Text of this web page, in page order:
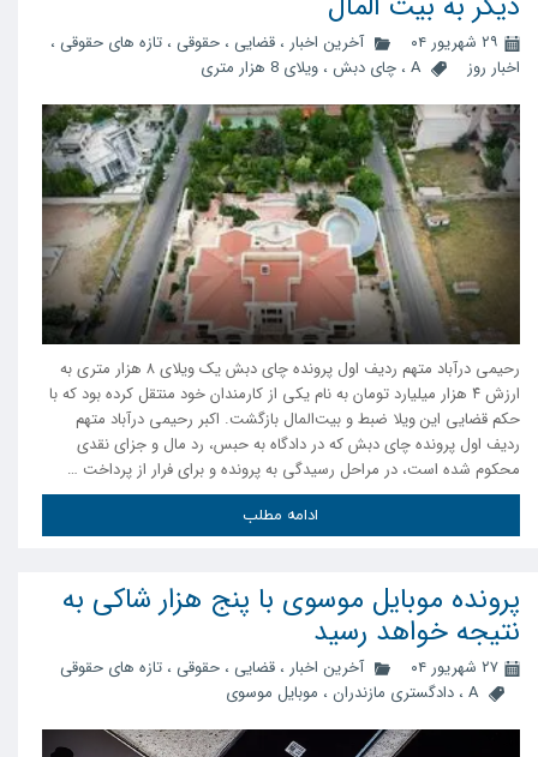
۲۹ شهریور ۰۴ آخرین اخبار ، قضایی ، حقوقی ، تازه های حقوقی ،
اخبار روز
A ، چای دبش ، ویلای 8 هزار متری
رحیمی درآباد متهم ردیف اول پرونده چای دبش یک ویلای ۸ هزار متری به
ارزش ۴ هزار میلیارد تومان به نام یکی از کارمندان خود منتقل کرده بود که با
حکم قضایی این ویلا ضبط و بیت‌المال بازگشت. اکبر رحیمی درآباد متهم
ردیف اول پرونده چای دبش که در دادگاه به حبس، رد مال و جزای نقدی
محکوم شده است، در مراحل رسیدگی به پرونده و برای فرار از پرداخت …
ادامه مطلب
پرونده موبایل موسوی با پنج هزار شاکی به
نتیجه خواهد رسید
۲۷ شهریور ۰۴ آخرین اخبار ، قضایی ، حقوقی ، تازه های حقوقی
A ، دادگستری مازندران ، موبایل موسوی